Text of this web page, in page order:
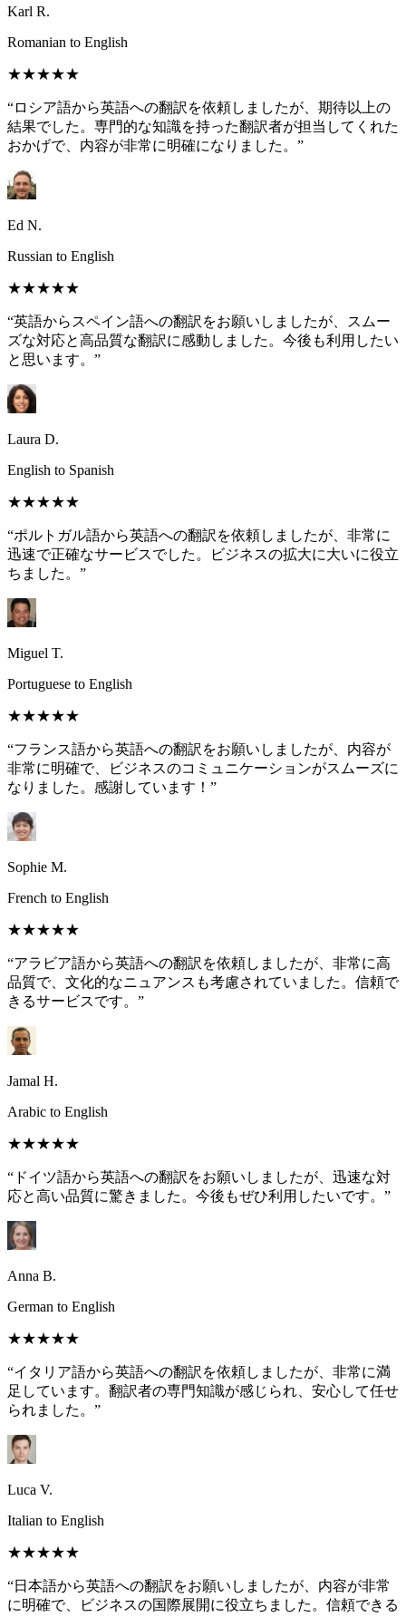
Karl R.
Romanian to English
★★★★★
“ロシア語から英語への翻訳を依頼しましたが、期待以上の
結果でした。専門的な知識を持った翻訳者が担当してくれた
おかげで、内容が非常に明確になりました。”
Ed N.
Russian to English
★★★★★
“英語からスペイン語への翻訳をお願いしましたが、スムー
ズな対応と高品質な翻訳に感動しました。今後も利用したい
と思います。”
Laura D.
English to Spanish
★★★★★
“ポルトガル語から英語への翻訳を依頼しましたが、非常に
迅速で正確なサービスでした。ビジネスの拡大に大いに役立
ちました。”
Miguel T.
Portuguese to English
★★★★★
“フランス語から英語への翻訳をお願いしましたが、内容が
非常に明確で、ビジネスのコミュニケーションがスムーズに
なりました。感謝しています！”
Sophie M.
French to English
★★★★★
“アラビア語から英語への翻訳を依頼しましたが、非常に高
品質で、文化的なニュアンスも考慮されていました。信頼で
きるサービスです。”
Jamal H.
Arabic to English
★★★★★
“ドイツ語から英語への翻訳をお願いしましたが、迅速な対
応と高い品質に驚きました。今後もぜひ利用したいです。”
Anna B.
German to English
★★★★★
“イタリア語から英語への翻訳を依頼しましたが、非常に満
足しています。翻訳者の専門知識が感じられ、安心して任せ
られました。”
Luca V.
Italian to English
★★★★★
“日本語から英語への翻訳をお願いしましたが、内容が非常
に明確で、ビジネスの国際展開に役立ちました。信頼できる